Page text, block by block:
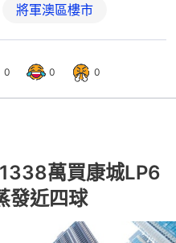
將軍澳區樓市
0 0 0
萬買康城LP6
發近四球